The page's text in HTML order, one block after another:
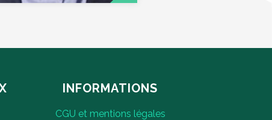
adjoint
INFORMATIONS
CGU et mentions légales